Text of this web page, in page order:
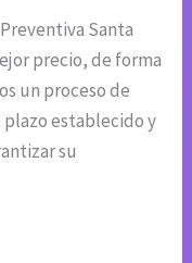
Santa
precio, de forma
un proceso de
establecido y
su